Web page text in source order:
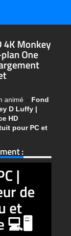
4K Monkey
One
animé » Fond
D Luffy |
HD
pour PC et
:
|
de
et
💻🖥️